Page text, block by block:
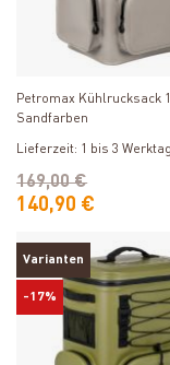
Produkt
Petromax Kühlrucksack
Sandfarben
Lieferzeit: 1 bis 3
140,90 €
169,00 €
Varianten
-17%